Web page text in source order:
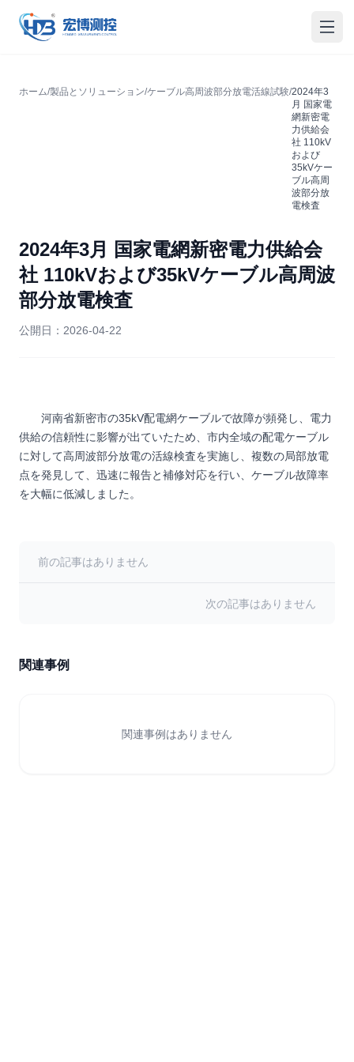
宏博測控
メニ
ホーム/製品とソリューション/ケーブル高周波部分放電活線試験/2024年3
月 国家電
網新密電
力供給会
社 110kV
および
35kVケー
ブル高周
波部分放
電検査
2024年3月 国家電網新密電力供給会
社 110kVおよび35kVケーブル高周波
部分放電検査
公開日： 2026-04-22
河南省新密市の35kV配電網ケーブルで故障が頻発し、電力
供給の信頼性に影響が出ていたため、市内全域の配電ケーブル
に対して高周波部分放電の活線検査を実施し、複数の局部放電
点を発見して、迅速に報告と補修対応を行い、ケーブル故障率
を大幅に低減しました。
前の記事はありません
次の記事はありません
関連事例
関連事例はありません